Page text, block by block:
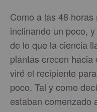
Como a las 48
inclinando un poco,
de lo que la ciencia
plantas crecen
viré el recipiente
poco. Tal y como
estaban comenzado